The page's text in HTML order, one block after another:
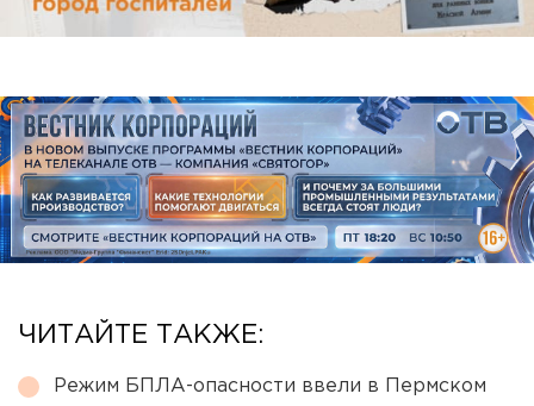
ЧИТАЙТЕ ТАКЖЕ:
Режим БПЛА-опасности ввели в Пермском